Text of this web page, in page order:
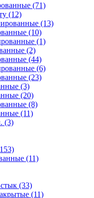
(71)
(12)
(13)
(10)
(1)
(2)
(44)
(6)
(23)
(3)
(20)
(8)
(11)
(3)
(11)
(33)
(11)